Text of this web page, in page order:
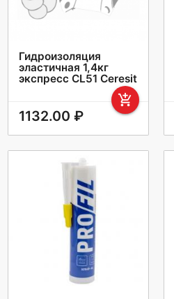
Гидроизоляция
эластичная 1,4кг
экспресс CL51 Ceresit
add_shopping_cart
1132.00 ₽